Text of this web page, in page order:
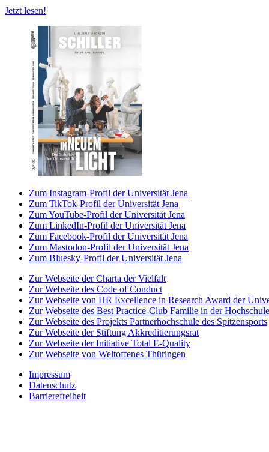
Jetzt lesen!
Zum Instagram-Profil der Universität Jena
Zum TikTok-Profil der Universität Jena
Zum YouTube-Profil der Universität Jena
Zum LinkedIn-Profil der Universität Jena
Zum Facebook-Profil der Universität Jena
Zum Mastodon-Profil der Universität Jena
Zum Bluesky-Profil der Universität Jena
Zur Webseite der Charta der Vielfalt
Zur Webseite des Code of Conduct
Zur Webseite von HR Excellence in Research Award der
Zur Webseite des Best Practice-Club Familie in der Hochschule
Zur Webseite des Projekts Partnerhochschule des Spitzensports
Zur Webseite der Stiftung Akkreditierungsrat
Zur Webseite der Initiative Total E-Quality
Zur Webseite von Weltoffenes Thüringen
Impressum
Datenschutz
Barrierefreiheit